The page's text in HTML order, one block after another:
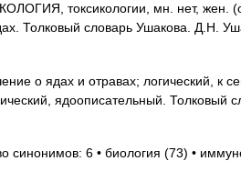
токсикологии, мн. нет, жен.
Толковый словарь Ушакова. Д.Н.
о ядах и отравах; логический, к
ядоописательный.
синонимов: 6 • биология (73) •